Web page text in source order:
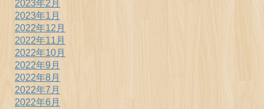
2023年2月
2023年1月
2022年12月
2022年11月
2022年10月
2022年9月
2022年8月
2022年7月
2022年6月